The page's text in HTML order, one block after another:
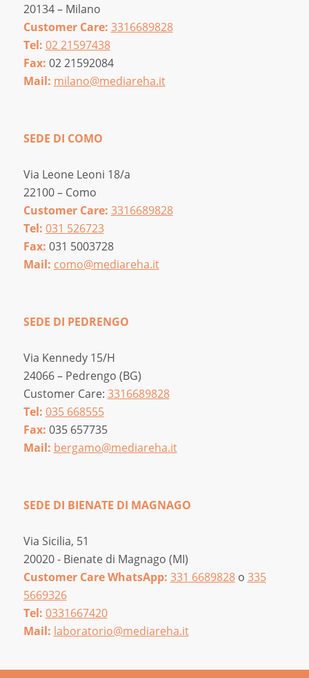
20134 – Milano
Customer Care: 3316689828
Tel: 02 21597438
Fax: 02 21592084
Mail: milano@mediareha.it
SEDE DI COMO
Via Leone Leoni 18/a
22100 – Como
Customer Care: 3316689828
Tel: 031 526723
Fax: 031 5003728
Mail: como@mediareha.it
SEDE DI PEDRENGO
Via Kennedy 15/H
24066 – Pedrengo (BG)
Customer Care: 3316689828
Tel: 035 668555
Fax: 035 657735
Mail: bergamo@mediareha.it
SEDE DI BIENATE DI MAGNAGO
Via Sicilia, 51
20020 - Bienate di Magnago (MI)
Customer Care WhatsApp: 331 6689828o 335
5669326
Tel: 0331667420
Mail: laboratorio@mediareha.it